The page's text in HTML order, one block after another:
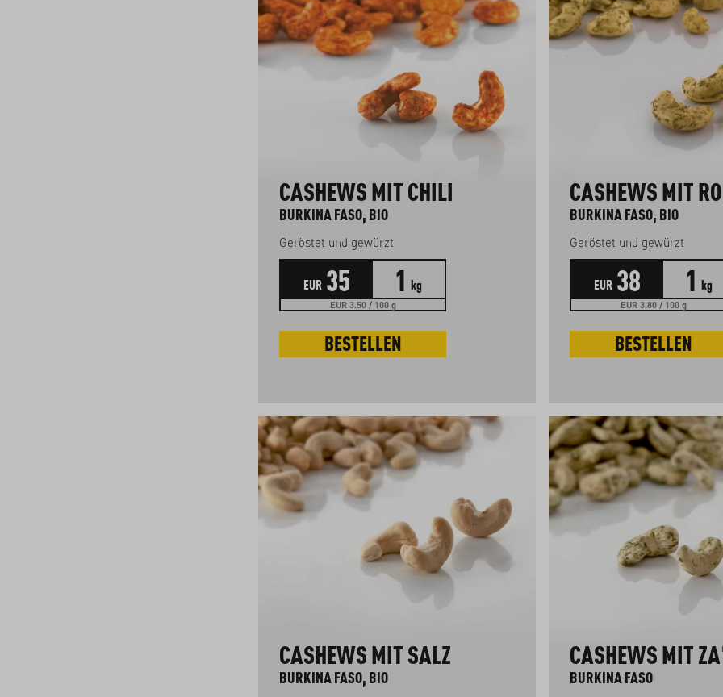
CASHEWS MIT CHILI
BURKINA FASO, BIO
Geröstet und gewürzt
EUR 35 1 kg
EUR 3.50 / 100 g
BESTELLEN
CASHEWS MIT
BURKINA FASO, BIO
Geröstet und gewürzt
EUR 38 1 kg
EUR 3.80 / 100 g
BESTELLEN
CASHEWS MIT SALZ
BURKINA FASO, BIO
CASHEWS MIT
BURKINA FASO